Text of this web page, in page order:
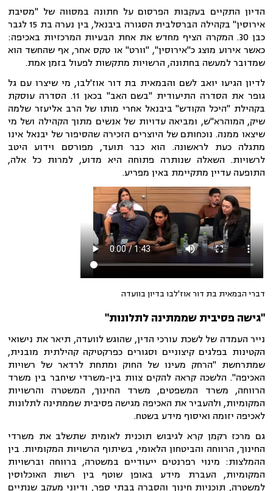
הדיון התקיים בעקבות הפרסום על חתונה במסווה של "מסיבת
אירוסין" בקהילה הברסלבית הסגורה ביבנאל, בין נערה בת 15 לגבר
כבן 30. המקרה הציף מחדש את אחת הבעיות המרכזיות באכיפה:
כאשר אירוע מוצג כ"אירוסין", "וורט" או טקס אחר, אף שהחשד הוא
שמדובר למעשה בחתונה, הרשויות מתקשות לפעול בזמן אמת.
לדיון הגיעו יואב לשם והבמאית בת דור אוז'לבו, מי שיצרו עם גל
גופר את הסדרה התיעודית "בשם האב" בכאן 11.
הסדרה עוסקת
בקהילת "היכל הקודש" ביבנאל אחרי מותו של הרב אליעזר שלמה
שיק, המוהרא"ש, ומביאה עדויות של אנשים מתוך הקהילה ושל מי
שיצאו ממנה. נוכחותם של היוצרים הזכירה שהסיפור של יבנאל אינו
מתגלה כעת לראשונה. הוא כבר תועד, מפורסם וידוע היטב
לרשויות. השאלה שנותרה פתוחה היא מדוע, למרות כל אלה,
התופעה עדיין מתקיימת באין מפריע.
דברי הבמאית בת דור אוז'לבו בדיון בוועדה
"גישה פסיבית שממתינה לתלונות"
נייר העמדה של לשכת עורכי הדין, שהוגש לוועדה, תיאר את נישואי
הקטינות בפלגים קיצוניים וסגורים כפרקטיקה קהילתית מובנית,
שמתרחשת "הרחק מעינו של החוק ומתחת לרדאר של רשויות
האכיפה". הלשכה קראה להקים צוות בין-משרדי שיחבר בין משרד
הרווחה, משרד המשפטים, משרד החינוך, המשטרה והרשויות
המקומיות, ולהעביר את האכיפה מגישה פסיבית שממתינה לתלונות
לאכיפה יזומה ואיסוף מידע בשטח.
גם מרכז רקמן קרא לגיבוש תוכנית לאומית שתשלב את משרדי
החינוך, הרווחה והביטחון הלאומי, בשיתוף הרשויות המקומיות. בין
ההמלצות: מינוי רפרנטים ייעודיים במשטרה, ברווחה וברשויות
המקומיות, העברת מידע באופן שוטף בין רשות האוכלוסין
למשטרה, תוכניות חינוך והסברה בבתי ספר, ודיוני מעקב שנתיים